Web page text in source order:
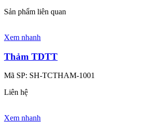
Sản phẩm liên quan
Xem nhanh
Thảm TDTT
Mã SP: SH-TCTHAM-1001
Liên hệ
Xem nhanh